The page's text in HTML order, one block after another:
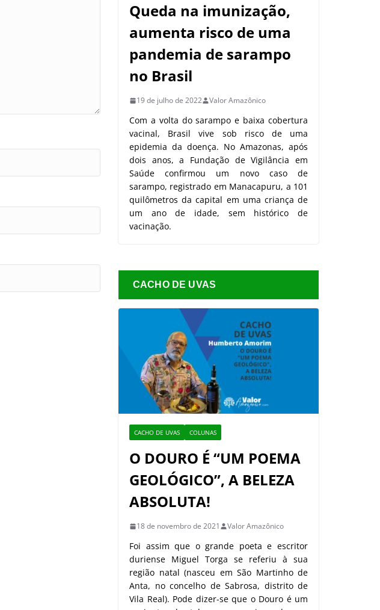
Queda na imunização,
aumenta risco de uma
pandemia de sarampo
no Brasil
19 de julho de 2022 Valor Amazônico
Com a volta do sarampo e baixa cobertura
vacinal, Brasil vive sob risco de uma
epidemia da doença. No Amazonas, após
dois anos, a Fundação de Vigilância em
Saúde confirmou um novo caso de
sarampo, registrado em Manacapuru, a 101
quilômetros da capital em uma criança de
um ano de idade, sem histórico de
vacinação.
CACHO DE UVAS
CACHO DE UVAS COLUNAS
O DOURO É “UM POEMA
GEOLÓGICO”, A BELEZA
ABSOLUTA!
18 de novembro de 2021 Valor Amazônico
Foi assim que o grande poeta e escritor
duriense Miguel Torga se referiu à sua
região natal (nasceu em São Martinho de
Anta, no concelho de Sabrosa, distrito de
Vila Real). Pode dizer-se que o Douro é um